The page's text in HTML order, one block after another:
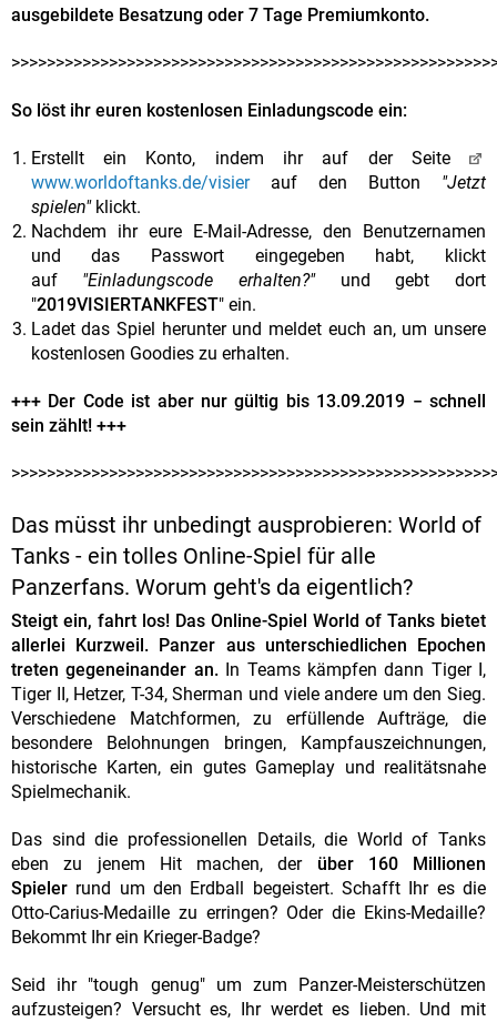
ausgebildete Besatzung oder 7 Tage Premiumkonto.
So löst ihr euren kostenlosen Einladungscode ein:
Erstellt ein Konto, indem ihr auf der Seite
www.worldoftanks.de/visierauf den Button "Jetzt
spielen" klickt.
Nachdem ihr eure E-Mail-Adresse, den Benutzernamen
und das Passwort eingegeben habt, klickt
auf "Einladungscode erhalten?" und gebt dort
"2019VISIERTANKFEST" ein.
Ladet das Spiel herunter und meldet euch an, um unsere
kostenlosen Goodies zu erhalten.
+++ Der Code ist aber nur gültig bis 13.09.2019 − schnell
sein zählt! +++
Das müsst ihr unbedingt ausprobieren: World of
Tanks - ein tolles Online-Spiel für alle
Panzerfans. Worum geht's da eigentlich?
Steigt ein, fahrt los! Das Online-Spiel World of Tanks bietet
allerlei Kurzweil. Panzer aus unterschiedlichen Epochen
treten gegeneinander an. In Teams kämpfen dann Tiger I,
Tiger II, Hetzer, T-34, Sherman und viele andere um den Sieg.
Verschiedene Matchformen, zu erfüllende Aufträge, die
besondere Belohnungen bringen, Kampfauszeichnungen,
historische Karten, ein gutes Gameplay und realitätsnahe
Spielmechanik.
Das sind die professionellen Details, die World of Tanks
eben zu jenem Hit machen, der über 160 Millionen
Spieler rund um den Erdball begeistert. Schafft Ihr es die
Otto-Carius-Medaille zu erringen? Oder die Ekins-Medaille?
Bekommt Ihr ein Krieger-Badge?
Seid ihr "tough genug" um zum Panzer-Meisterschützen
aufzusteigen? Versucht es, Ihr werdet es lieben. Und mit